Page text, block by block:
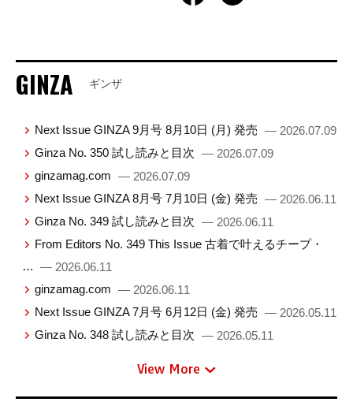
GINZA ギンザ
Next Issue GINZA 9月号 8月10日 (月) 発売 — 2026.07.09
Ginza No. 350 試し読みと目次 — 2026.07.09
ginzamag.com — 2026.07.09
Next Issue GINZA 8月号 7月10日 (金) 発売 — 2026.06.11
Ginza No. 349 試し読みと目次 — 2026.06.11
From Editors No. 349 This Issue 古着で叶えるチープ・
… — 2026.06.11
ginzamag.com — 2026.06.11
Next Issue GINZA 7月号 6月12日 (金) 発売 — 2026.05.11
Ginza No. 348 試し読みと目次 — 2026.05.11
View More